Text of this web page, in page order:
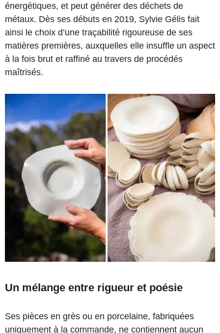
énergétiques, et peut générer des déchets de
métaux. Dès ses débuts en 2019, Sylvie Gélis fait
ainsi le choix d’une traçabilité rigoureuse de ses
matières premières, auxquelles elle insuffle un aspect
à la fois brut et raffiné au travers de procédés
maîtrisés.
Un mélange entre rigueur et poésie
Ses pièces en grès ou en porcelaine, fabriquées
uniquement à la commande, ne contiennent aucun